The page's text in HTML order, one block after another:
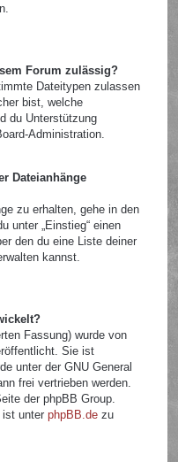
Forum zulässig?
Dateitypen zulassen
bist, welche
du Unterstützung
Administration.
Dateianhänge
zu erhalten, gehe in den
unter „Einstieg“ einen
den du eine Liste deiner
kannst.
Fassung) wurde von
Sie ist
unter der GNU General
frei vertrieben werden.
der phpBB Group.
ist unterphpBB.de zu